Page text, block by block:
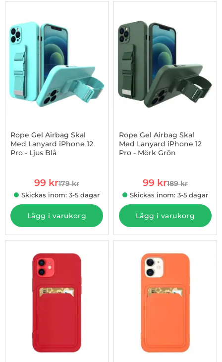
Rope Gel Airbag Skal
Med Lanyard iPhone 12
Pro - Ljus Blå
rea pris
99 krtidigare pris
179 kr
Skickas inom: 3-5 dagar
Lägg i varukorg
Rope Gel Airbag Skal
Med Lanyard iPhone 12
Pro - Mörk Grön
rea pris
99 krtidigare pris
189 kr
Skickas inom: 3-5 dagar
Lägg i varukorg